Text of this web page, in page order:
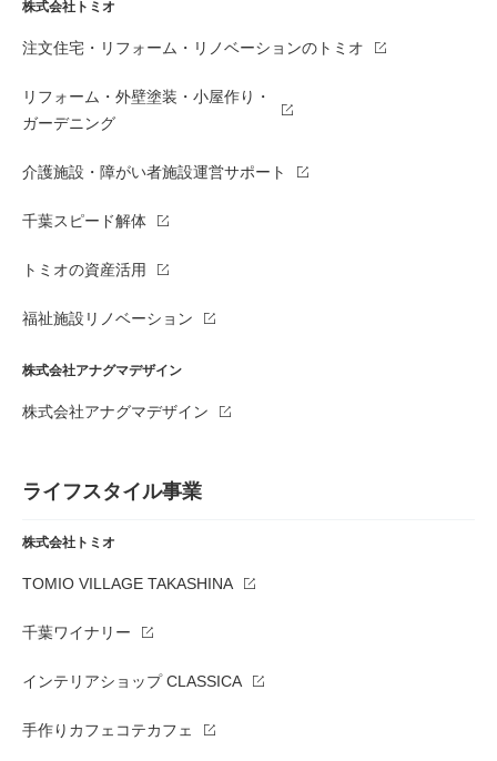
株式会社トミオ
注文住宅・リフォーム・リノベーションのトミオ
リフォーム・外壁塗装・小屋作り・
ガーデニング
介護施設・障がい者施設運営サポート
千葉スピード解体
トミオの資産活用
福祉施設リノベーション
株式会社アナグマデザイン
株式会社アナグマデザイン
ライフスタイル事業
株式会社トミオ
TOMIO VILLAGE TAKASHINA
千葉ワイナリー
インテリアショップ CLASSICA
手作りカフェコテカフェ